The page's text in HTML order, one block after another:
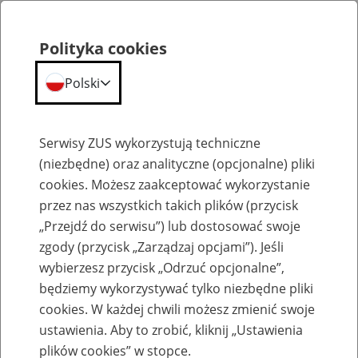
Emerytury
Baza zlikwidowanych lub
przekształconych zakładów pracy
Polityka cookies
Polski
Serwisy ZUS wykorzystują techniczne
(niezbędne) oraz analityczne (opcjonalne) pliki
cookies. Możesz zaakceptować wykorzystanie
przez nas wszystkich takich plików (przycisk
„Przejdź do serwisu”) lub dostosować swoje
zgody (przycisk „Zarządzaj opcjami”). Jeśli
wybierzesz przycisk „Odrzuć opcjonalne”,
będziemy wykorzystywać tylko niezbędne pliki
cookies. W każdej chwili możesz zmienić swoje
ustawienia. Aby to zrobić, kliknij „Ustawienia
plików cookies” w stopce.